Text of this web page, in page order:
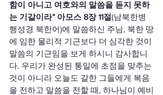
함이 아니고 여호와의 말씀을 듣지 못하
는 기갈이라” 아모스 8장 11절(남북한병
행성경 북한어)에 말씀하신 주님, 북한 땅
에 임한 물리적 기근보다 더 심각한 것이
말씀의 기근임을 보게 하시니 감사합니
다. 우리가 완성된 통일에 초점을 맞추는
것이 아니라 오늘도 갈한 그들에게 복음
을 전하고 말씀을 전할 때, 하나님이 예비